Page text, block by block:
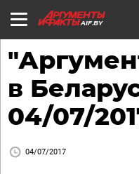
AIF.BY
в
04/07/
04/07/2017